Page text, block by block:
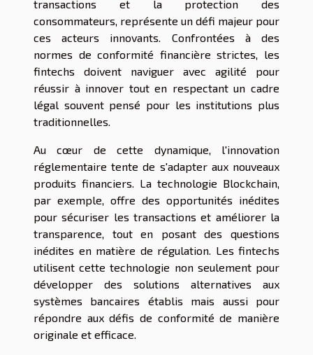
transactions et la protection des
consommateurs, représente un défi majeur pour
ces acteurs innovants. Confrontées à des
normes de conformité financière strictes, les
fintechs doivent naviguer avec agilité pour
réussir à innover tout en respectant un cadre
légal souvent pensé pour les institutions plus
traditionnelles.
Au cœur de cette dynamique, l'innovation
réglementaire tente de s'adapter aux nouveaux
produits financiers. La technologie Blockchain,
par exemple, offre des opportunités inédites
pour sécuriser les transactions et améliorer la
transparence, tout en posant des questions
inédites en matière de régulation. Les fintechs
utilisent cette technologie non seulement pour
développer des solutions alternatives aux
systèmes bancaires établis mais aussi pour
répondre aux défis de conformité de manière
originale et efficace.